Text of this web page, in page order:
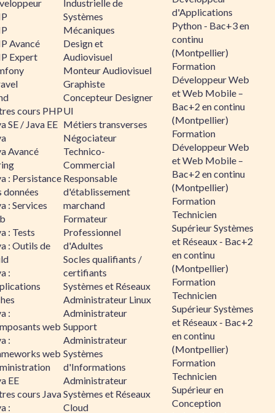
Avancé
Expert
cours PHP
SE / Java EE
Avancé
: Persistance
données
: Services
: Tests
: Outils de
:
:
web
:
web
EE
cours Java
:
Industrielle de
Systèmes
Mécaniques
Design et
Audiovisuel
Monteur Audiovisuel
Graphiste
Concepteur Designer
UI
Métiers transverses
Négociateur
Technico-
Commercial
Responsable
d'établissement
marchand
Formateur
Professionnel
d'Adultes
Socles qualifiants /
certifiants
Systèmes et Réseaux
Administrateur Linux
Administrateur
Support
Administrateur
Systèmes
d'Informations
Administrateur
Systèmes et Réseaux
Cloud
d'Applications
Python - Bac+3 en
continu
(Montpellier)
Formation
Développeur Web
et Web Mobile –
Bac+2 en continu
(Montpellier)
Formation
Développeur Web
et Web Mobile –
Bac+2 en continu
(Montpellier)
Formation
Technicien
Supérieur Systèmes
et Réseaux - Bac+2
en continu
(Montpellier)
Formation
Technicien
Supérieur Systèmes
et Réseaux - Bac+2
en continu
(Montpellier)
Formation
Technicien
Supérieur en
Conception